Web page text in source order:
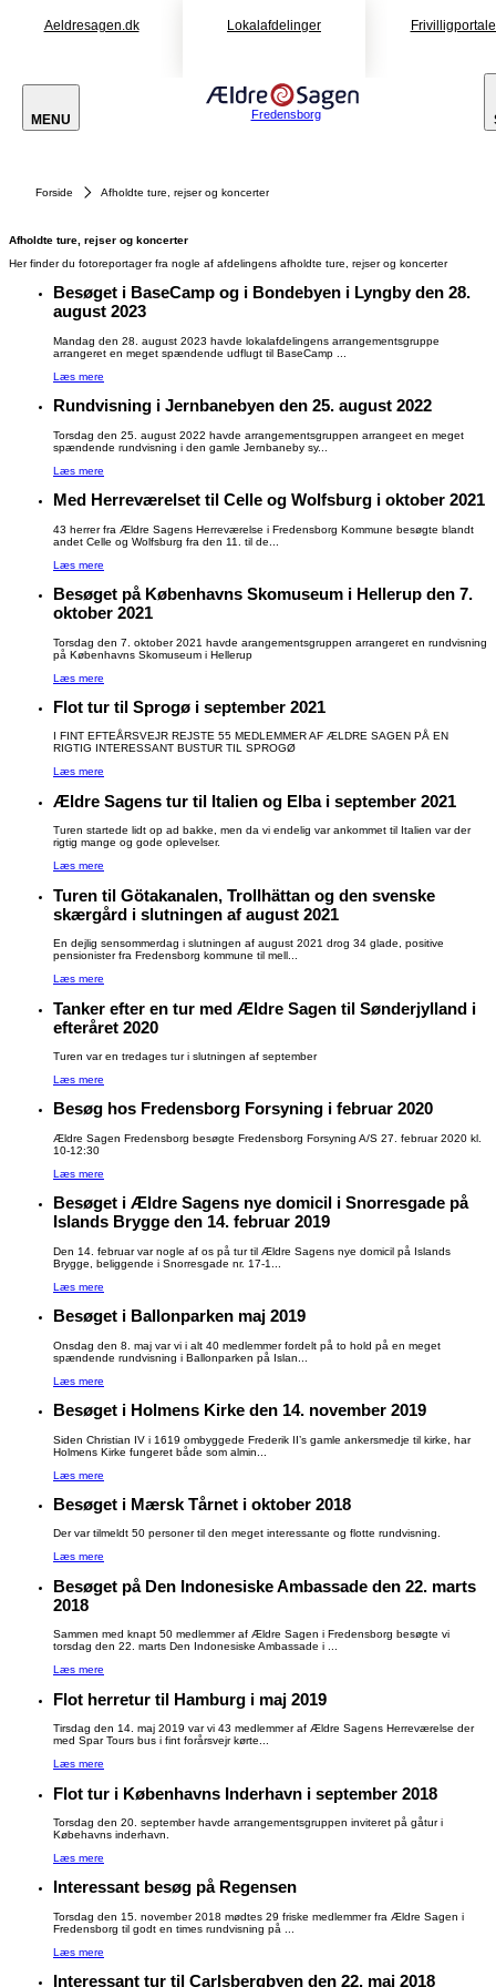
Aeldresagen.dk Lokalafdelinger
MENU Fredensborg
Forside Afholdte ture, rejser og koncerter
Afholdte ture, rejser og koncerter
Her finder du fotoreportager fra nogle af afdelingens afholdte ture, rejser og koncerter
Besøget i BaseCamp og i Bondebyen i Lyngby den 28.
august 2023
Mandag den 28. august 2023 havde lokalafdelingens arrangementsgruppe
arrangeret en meget spændende udflugt til BaseCamp ...
Læs mere
Rundvisning i Jernbanebyen den 25. august 2022
Torsdag den 25. august 2022 havde arrangementsgruppen arrangeet en meget
spændende rundvisning i den gamle Jernbaneby sy...
Læs mere
Med Herreværelset til Celle og Wolfsburg i oktober 2021
43 herrer fra Ældre Sagens Herreværelse i Fredensborg Kommune besøgte blandt
andet Celle og Wolfsburg fra den 11. til de...
Læs mere
Besøget på Københavns Skomuseum i Hellerup den 7.
oktober 2021
Torsdag den 7. oktober 2021 havde arangementsgruppen arrangeret en rundvisning
på Københavns Skomuseum i Hellerup
Læs mere
Flot tur til Sprogø i september 2021
I FINT EFTEÅRSVEJR REJSTE 55 MEDLEMMER AF ÆLDRE SAGEN PÅ EN
RIGTIG INTERESSANT BUSTUR TIL SPROGØ
Læs mere
Ældre Sagens tur til Italien og Elba i september 2021
Turen startede lidt op ad bakke, men da vi endelig var ankommet til Italien var der
rigtig mange og gode oplevelser.
Læs mere
Turen til Götakanalen, Trollhättan og den svenske
skærgård i slutningen af august 2021
En dejlig sensommerdag i slutningen af august 2021 drog 34 glade, positive
pensionister fra Fredensborg kommune til mell...
Læs mere
Tanker efter en tur med Ældre Sagen til Sønderjylland i
efteråret 2020
Turen var en tredages tur i slutningen af september
Læs mere
Besøg hos Fredensborg Forsyning i februar 2020
Ældre Sagen Fredensborg besøgte Fredensborg Forsyning A/S 27. februar 2020 kl.
10-12:30
Læs mere
Besøget i Ældre Sagens nye domicil i Snorresgade på
Islands Brygge den 14. februar 2019
Den 14. februar var nogle af os på tur til Ældre Sagens nye domicil på Islands
Brygge, beliggende i Snorresgade nr. 17-1...
Læs mere
Besøget i Ballonparken maj 2019
Onsdag den 8. maj var vi i alt 40 medlemmer fordelt på to hold på en meget
spændende rundvisning i Ballonparken på Islan...
Læs mere
Besøget i Holmens Kirke den 14. november 2019
Siden Christian IV i 1619 ombyggede Frederik II’s gamle ankersmedje til kirke, har
Holmens Kirke fungeret både som almin...
Læs mere
Besøget i Mærsk Tårnet i oktober 2018
Der var tilmeldt 50 personer til den meget interessante og flotte rundvisning.
Læs mere
Besøget på Den Indonesiske Ambassade den 22. marts
2018
Sammen med knapt 50 medlemmer af Ældre Sagen i Fredensborg besøgte vi
torsdag den 22. marts Den Indonesiske Ambassade i ...
Læs mere
Flot herretur til Hamburg i maj 2019
Tirsdag den 14. maj 2019 var vi 43 medlemmer af Ældre Sagens Herreværelse der
med Spar Tours bus i fint forårsvejr kørte...
Læs mere
Flot tur i Københavns Inderhavn i september 2018
Torsdag den 20. september havde arrangementsgruppen inviteret på gåtur i
Købehavns inderhavn.
Læs mere
Interessant besøg på Regensen
Torsdag den 15. november 2018 mødtes 29 friske medlemmer fra Ældre Sagen i
Fredensborg til godt en times rundvisning på ...
Læs mere
Interessant tur til Carlsbergbyen den 22. maj 2018